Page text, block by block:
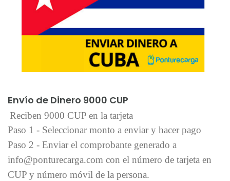
Envío de Dinero 9000 CUP
Reciben 9000 CUP en la tarjeta
Paso 1 - Seleccionar monto a enviar y hacer pago
Paso 2 - Enviar el comprobante generado a
info@ponturecarga.com con el número de tarjeta en
CUP y número móvil de la persona.